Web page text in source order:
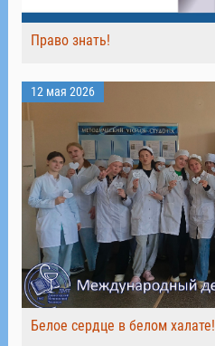
Право знать!
12 мая 2026
Белое сердце в белом халате!